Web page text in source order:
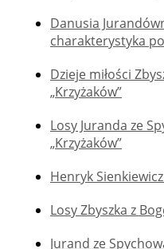
Danusia
charakterystyka
Dzieje miłości
„Krzyżaków”
Losy Juranda ze
„Krzyżaków”
Henryk
Losy Zbyszka z
Jurand ze